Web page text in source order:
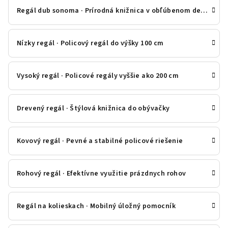
Regál dub sonoma · Prírodná knižnica v obľúbenom dekóre
Nízky regál · Policový regál do výšky 100 cm
Vysoký regál · Policové regály vyššie ako 200 cm
Drevený regál · Štýlová knižnica do obývačky
Kovový regál · Pevné a stabilné policové riešenie
Rohový regál · Efektívne využitie prázdnych rohov
Regál na kolieskach · Mobilný úložný pomocník